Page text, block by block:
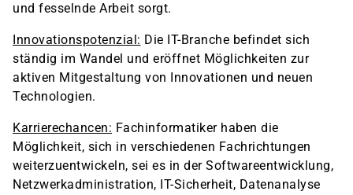
und fesselnde Arbeit sorgt.
Innovationspotenzial: Die IT-Branche befindet sich
ständig im Wandel und eröffnet Möglichkeiten zur
aktiven Mitgestaltung von Innovationen und neuen
Technologien.
Karrierechancen: Fachinformatiker haben die
Möglichkeit, sich in verschiedenen Fachrichtungen
weiterzuentwickeln, sei es in der Softwareentwicklung,
Netzwerkadministration, IT-Sicherheit, Datenanalyse